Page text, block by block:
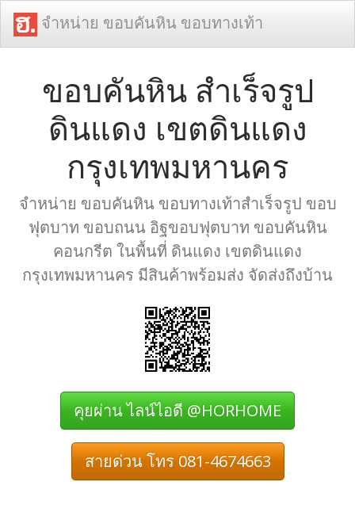
จำหน่าย ขอบคันหิน ขอบทางเท้า
ขอบคันหิน สำเร็จรูป
ดินแดง เขตดินแดง
กรุงเทพมหานคร
จำหน่าย ขอบคันหิน ขอบทางเท้าสำเร็จรูป ขอบ
ฟุตบาท ขอบถนน อิฐขอบฟุตบาท ขอบคันหิน
คอนกรีต ในพื้นที่ ดินแดง เขตดินแดง
กรุงเทพมหานคร มีสินค้าพร้อมส่ง จัดส่งถึงบ้าน
คุยผ่าน ไลน์ไอดี @HORHOME
สายด่วน โทร 081-4674663